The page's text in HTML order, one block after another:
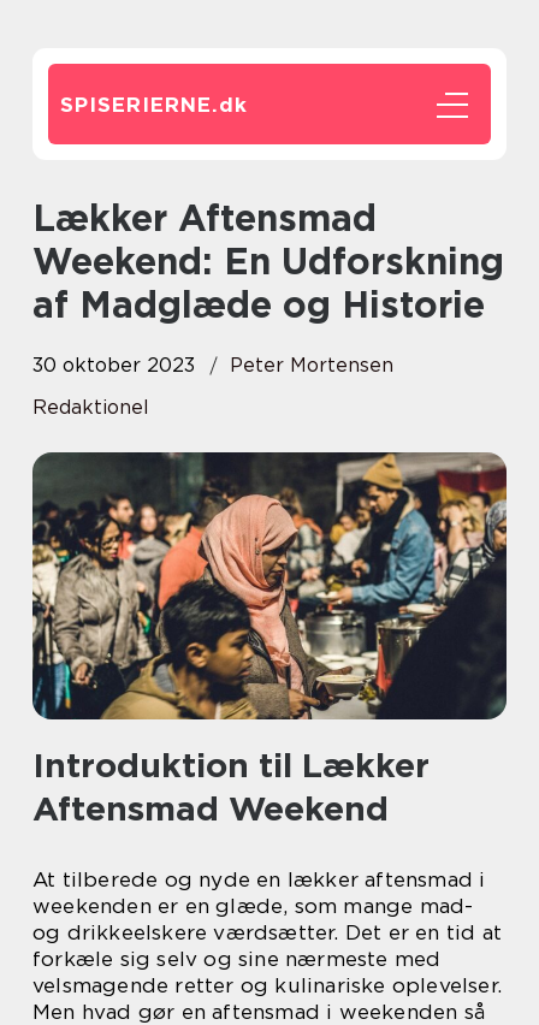
SPISERIERNE.dk
Lækker Aftensmad
Weekend: En Udforskning
af Madglæde og Historie
30 oktober 2023
Peter Mortensen
Redaktionel
Introduktion til Lækker
Aftensmad Weekend
At tilberede og nyde en lækker aftensmad i
weekenden er en glæde, som mange mad-
og drikkeelskere værdsætter. Det er en tid at
forkæle sig selv og sine nærmeste med
velsmagende retter og kulinariske oplevelser.
Men hvad gør en aftensmad i weekenden så